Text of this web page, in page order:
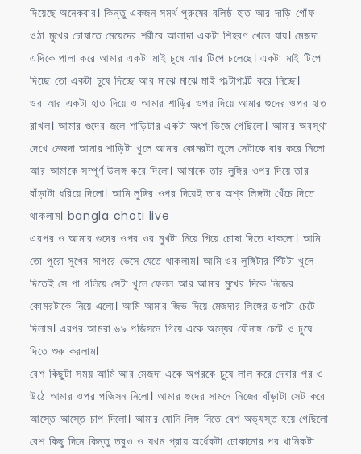
দিয়েছে অনেকবার। কিন্তু একজন সমর্থ পুরুষের বলিষ্ঠ হাত আর দাড়ি গোঁফ
ওঠা মুখের চোষাতে মেয়েদের শরীরে আলাদা একটা শিহরণ খেলে যায়। মেজদা
এদিকে পালা করে আমার একটা মাই চুষে আর টিপে চলেছে। একটা মাই টিপে
দিচ্ছে তো একটা চুষে দিচ্ছে আর মাঝে মাঝে মাই পাল্টাপাল্টি করে নিচ্ছে।
ওর আর একটা হাত দিয়ে ও আমার শাড়ির ওপর দিয়ে আমার গুদের ওপর হাত
রাখল। আমার গুদের জলে শাড়িটার একটা অংশ ভিজে গেছিলো। আমার অবস্থা
দেখে মেজদা আমার শাড়িটা খুলে আমার কোমরটা তুলে সেটাকে বার করে নিলো
আর আমাকে সম্পূর্ণ উলঙ্গ করে দিলো। আমাকে তার লুঙ্গির ওপর দিয়ে তার
বাঁড়াটা ধরিয়ে দিলো। আমি লুঙ্গির ওপর দিয়েই তার অশ্ব লিঙ্গটা খেঁচে দিতে
থাকলাম। bangla choti live
এরপর ও আমার গুদের ওপর ওর মুখটা নিয়ে গিয়ে চোষা দিতে থাকলো। আমি
তো পুরো সুখের সাগরে ভেসে যেতে থাকলাম। আমি ওর লুঙ্গিটার গিঁটটা খুলে
দিতেই সে পা গলিয়ে সেটা খুলে ফেলল আর আমার মুখের দিকে নিজের
কোমরটাকে নিয়ে এলো। আমি আমার জিভ দিয়ে মেজদার লিঙ্গের ডগাটা চেটে
দিলাম। এরপর আমরা ৬৯ পজিসনে গিয়ে একে অন্যের যৌনাঙ্গ চেটে ও চুষে
দিতে শুরু করলাম।
বেশ কিছুটা সময় আমি আর মেজদা একে অপরকে চুষে লাল করে দেবার পর ও
উঠে আমার ওপর পজিসন নিলো। আমার গুদের সামনে নিজের বাঁড়াটা সেট করে
আস্তে আস্তে চাপ দিলো। আমার যোনি লিঙ্গ নিতে বেশ অভ্যস্ত হয়ে গেছিলো
বেশ কিছু দিনে কিন্তু তবুও ও যখন প্রায় অর্ধেকটা ঢোকানোর পর খানিকটা